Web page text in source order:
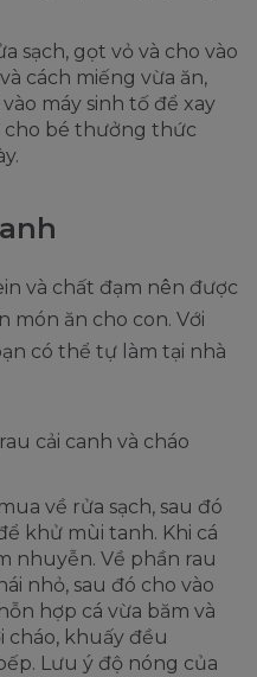
sạch, gọt vỏ và cho vào
cách miếng vừa ăn,
máy sinh tố để xay
cho bé thưởng thức
và chất đạm nên được
món ăn cho con. Với
có thể tự làm tại nhà
cải canh và cháo
về rửa sạch, sau đó
khử mùi tanh. Khi cá
nhuyễn. Về phần rau
nhỏ, sau đó cho vào
hợp cá vừa băm và
cháo, khuấy đều
Lưu ý độ nóng của